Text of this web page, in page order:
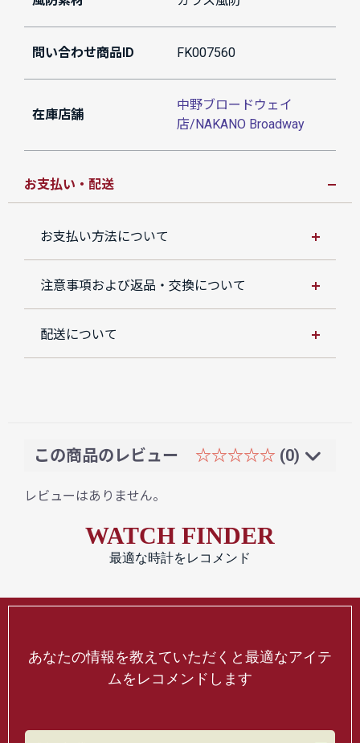
問い合わせ商品ID FK007560
在庫店舗
中野ブロードウェイ
店/NAKANO Broadway
お支払い・配送
お支払い方法について
注意事項および返品・交換について
配送について
この商品のレビュー ☆☆☆☆☆ (0)
レビューはありません。
WATCH FINDER
最適な時計をレコメンド
あなたの情報を教えていただくと最適なアイテ
ムをレコメンドします